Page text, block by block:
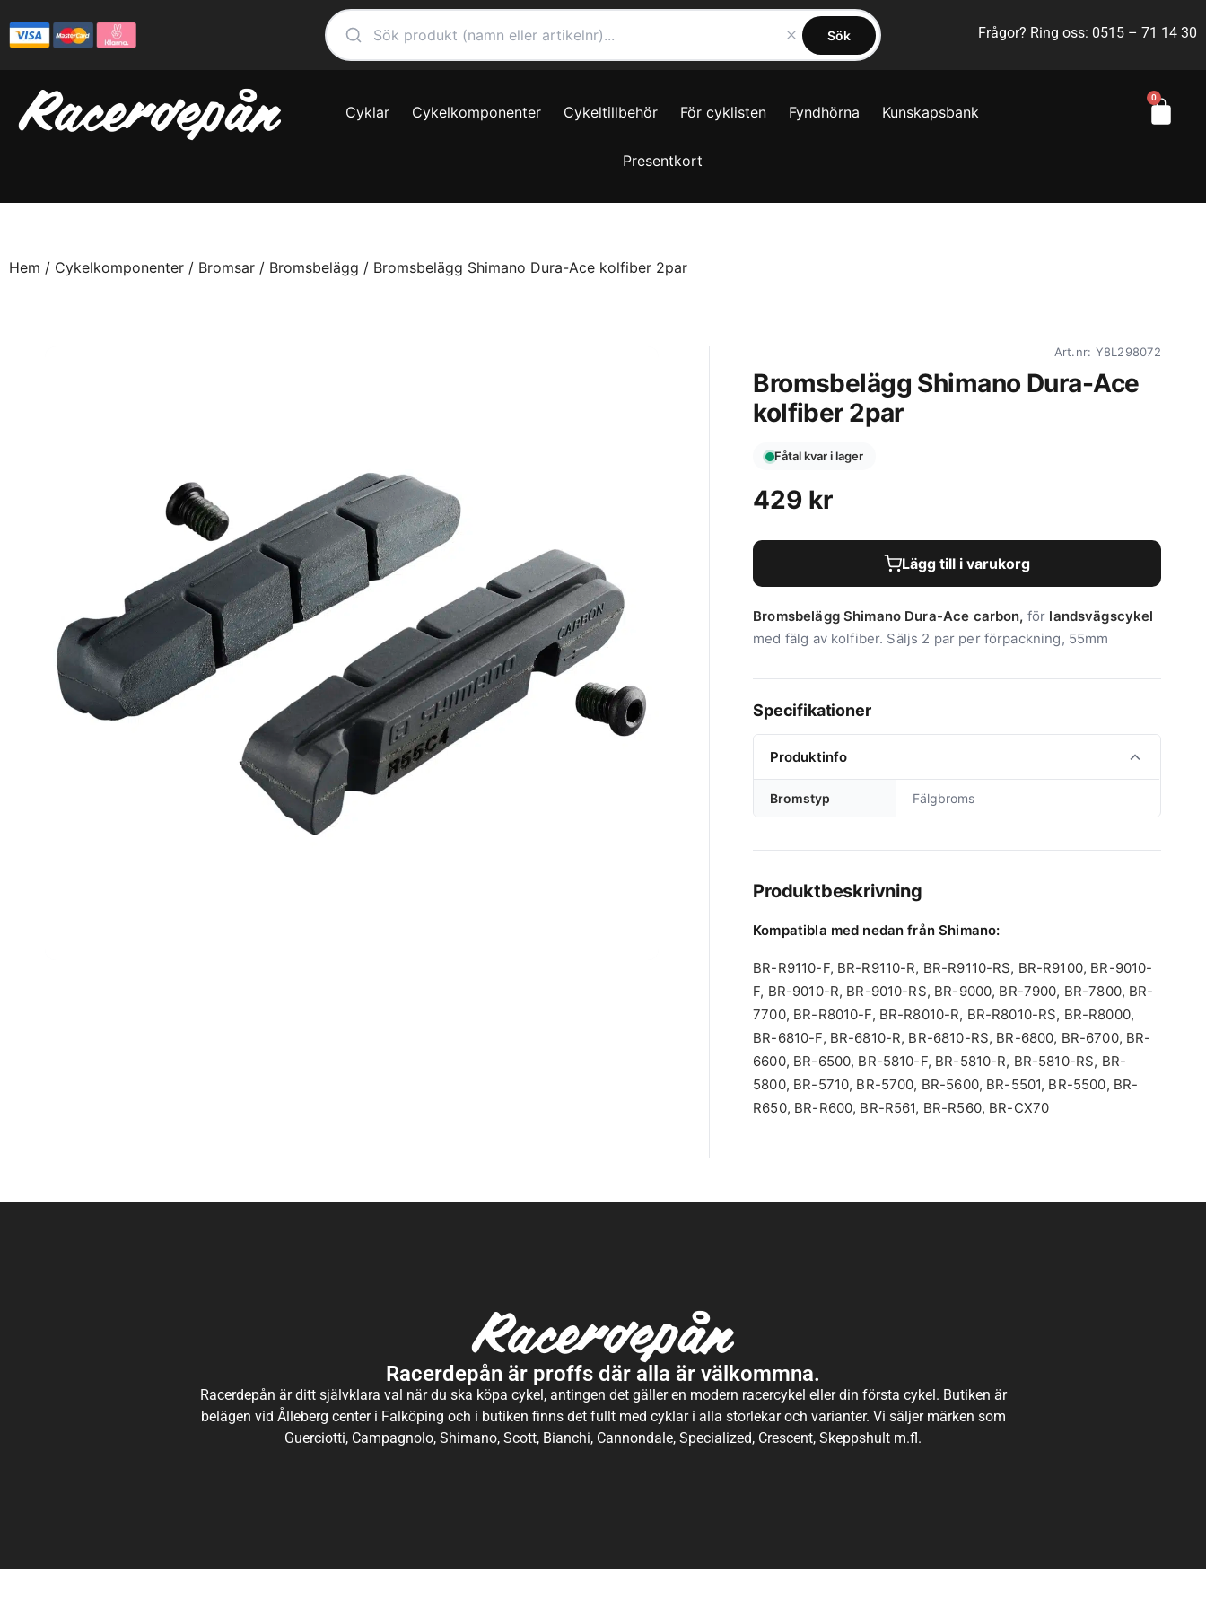
Sök Frågor? Ring oss: 0515 – 71 14 30
Cyklar Cykelkomponenter Cykeltillbehör För cyklisten Fyndhörna Kunskapsbank
Presentkort
0
Hem / Cykelkomponenter / Bromsar / Bromsbelägg / Bromsbelägg Shimano Dura-Ace kolfiber 2par
Art.nr: Y8L298072
Bromsbelägg Shimano Dura-Ace
kolfiber 2par
Fåtal kvar i lager
429 kr
Lägg till i varukorg
Bromsbelägg Shimano Dura-Ace carbon, för landsvägscykel
med fälg av kolfiber. Säljs 2 par per förpackning, 55mm
Specifikationer
Produktinfo
Bromstyp Fälgbroms
Produktbeskrivning
Kompatibla med nedan från Shimano:
BR-R9110-F, BR-R9110-R, BR-R9110-RS, BR-R9100, BR-9010-
F, BR-9010-R, BR-9010-RS, BR-9000, BR-7900, BR-7800, BR-
7700, BR-R8010-F, BR-R8010-R, BR-R8010-RS, BR-R8000,
BR-6810-F, BR-6810-R, BR-6810-RS, BR-6800, BR-6700, BR-
6600, BR-6500, BR-5810-F, BR-5810-R, BR-5810-RS, BR-
5800, BR-5710, BR-5700, BR-5600, BR-5501, BR-5500, BR-
R650, BR-R600, BR-R561, BR-R560, BR-CX70
Racerdepån är proffs där alla är välkommna.
Racerdepån är ditt självklara val när du ska köpa cykel, antingen det gäller en modern racercykel eller din första cykel. Butiken är
belägen vid Ålleberg center i Falköping och i butiken finns det fullt med cyklar i alla storlekar och varianter. Vi säljer märken som
Guerciotti, Campagnolo, Shimano, Scott, Bianchi, Cannondale, Specialized, Crescent, Skeppshult m.fl.